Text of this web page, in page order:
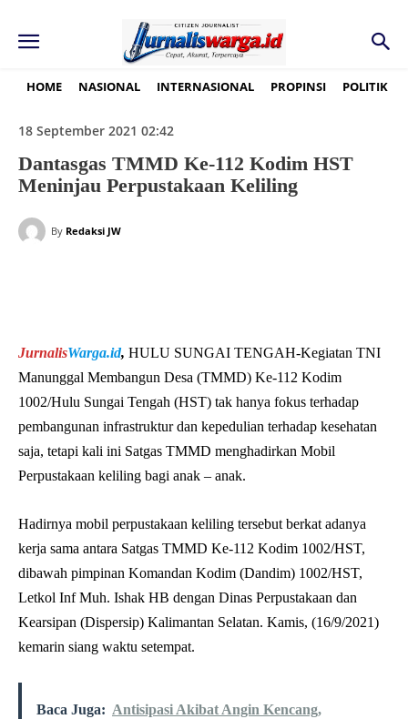
HOME NASIONAL INTERNASIONAL PROPINSI POLITIK
18 September 2021 02:42
Dantasgas TMMD Ke-112 Kodim HST
Meninjau Perpustakaan Keliling
By Redaksi JW
JurnalisWarga.id, HULU SUNGAI TENGAH-Kegiatan TNI
Manunggal Membangun Desa (TMMD) Ke-112 Kodim
1002/Hulu Sungai Tengah (HST) tak hanya fokus terhadap
pembangunan infrastruktur dan kepedulian terhadap kesehatan
saja, tetapi kali ini Satgas TMMD menghadirkan Mobil
Perpustakaan keliling bagi anak – anak.
Hadirnya mobil perpustakaan keliling tersebut berkat adanya
kerja sama antara Satgas TMMD Ke-112 Kodim 1002/HST,
dibawah pimpinan Komandan Kodim (Dandim) 1002/HST,
Letkol Inf Muh. Ishak HB dengan Dinas Perpustakaan dan
Kearsipan (Dispersip) Kalimantan Selatan. Kamis, (16/9/2021)
kemarin siang waktu setempat.
Baca Juga: Antisipasi Akibat Angin Kencang,